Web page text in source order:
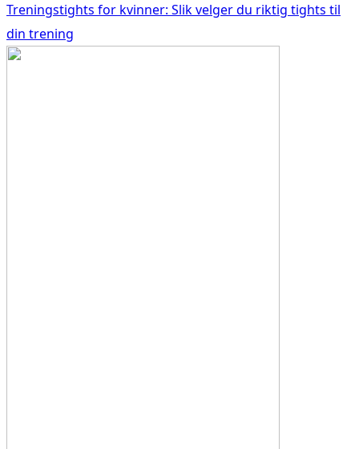
Treningstights for kvinner: Slik velger du riktig tights til
din trening